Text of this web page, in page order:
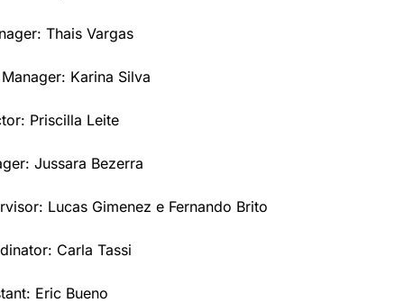
Thais Vargas
Karina Silva
Priscilla Leite
Jussara Bezerra
Lucas Gimenez e Fernando Brito
Carla Tassi
Eric Bueno